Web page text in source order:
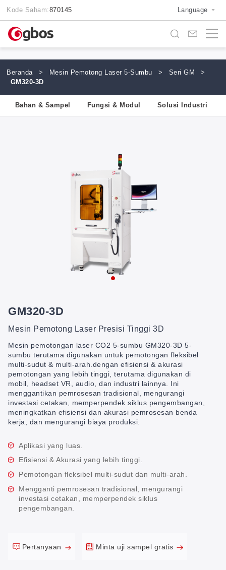
Kode Saham:870145 Language
Beranda > Mesin Pemotong Laser 5-Sumbu > Seri GM
>
GM320-3D
Bahan & Sampel Fungsi & Modul Solusi Industri
GM320-3D
Mesin Pemotong Laser Presisi Tinggi 3D
Mesin pemotongan laser CO2 5-sumbu GM320-3D 5-
sumbu terutama digunakan untuk pemotongan fleksibel
multi-sudut & multi-arah.dengan efisiensi & akurasi
pemotongan yang lebih tinggi, terutama digunakan di
mobil, headset VR, audio, dan industri lainnya. Ini
menggantikan pemrosesan tradisional, mengurangi
investasi cetakan, memperpendek siklus pengembangan,
meningkatkan efisiensi dan akurasi pemrosesan benda
kerja, dan mengurangi biaya produksi.
Aplikasi yang luas.
Efisiensi & Akurasi yang lebih tinggi.
Pemotongan fleksibel multi-sudut dan multi-arah.
Mengganti pemrosesan tradisional, mengurangi
investasi cetakan, memperpendek siklus
pengembangan.
Pertanyaan Minta uji sampel gratis